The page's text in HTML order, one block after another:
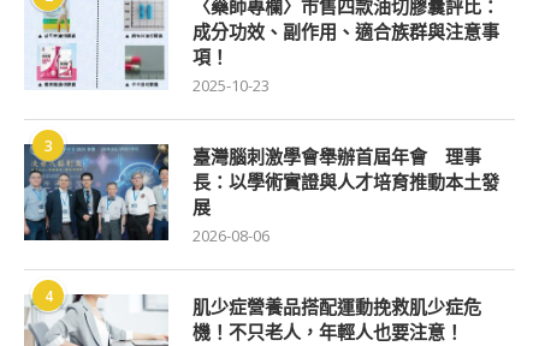
〈藥師專欄〉市售四款油切膠囊評比：
成分功效、副作用、適合族群與注意事
項！
2025-10-23
3
臺灣腦刺激學會舉辦首屆年會 理事
長：以學術實證與人才培育推動本土發
展
2026-08-06
4
肌少症營養品搭配運動挽救肌少症危
機！不只老人，年輕人也要注意！